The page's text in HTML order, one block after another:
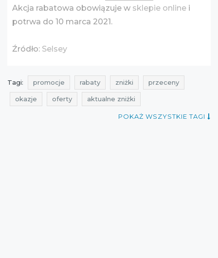
Akcja rabatowa obowiązuje w sklepie online i
potrwa do 10 marca 2021.
Źródło: Selsey
Tagi: promocje rabaty zniżki przeceny
okazje oferty aktualne zniżki
promocje na meble
POKAŻ WSZYSTKIE TAGI